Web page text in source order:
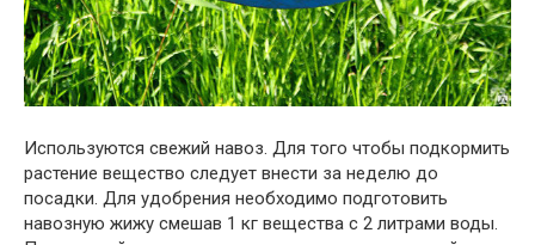
Используются свежий навоз. Для того чтобы подкормить
растение вещество следует внести за неделю до
посадки. Для удобрения необходимо подготовить
навозную жижу смешав 1 кг вещества с 2 литрами воды.